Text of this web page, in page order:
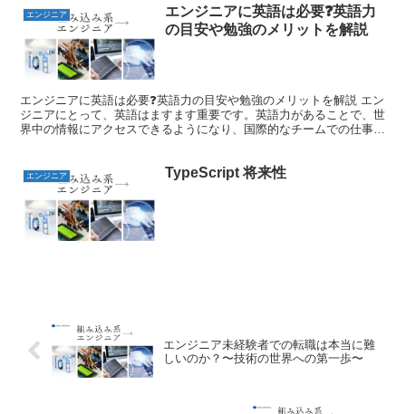
エンジニア
エンジニアに英語は必要❓英語力
の目安や勉強のメリットを解説
エンジニアに英語は必要❓英語力の目安や勉強のメリットを解説 エン
ジニアにとって、英語はますます重要です。英語力があることで、世
界中の情報にアクセスできるようになり、国際的なチームでの仕事が
エンジニア TypeScript 将来性
エンジニア未経験者での転職は本当に難
しいのか？〜技術の世界への第一歩〜